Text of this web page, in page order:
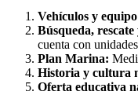
Vehículos y
Búsqueda,
cuenta con
Plan Marina:
Historia y cultura
Oferta educativa